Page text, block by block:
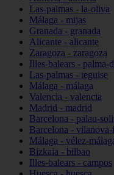
Las-palmas - la-oliva
Málaga - mijas
Granada - granada
Alicante - alicante
Zaragoza - zaragoza
Illes-balears - palma-
Las-palmas - teguise
Málaga - málaga
Valencia - valencia
Madrid - madrid
Barcelona - palau-
Barcelona -
Málaga - vélez-
Bizkaia - bilbao
Illes-balears - campos